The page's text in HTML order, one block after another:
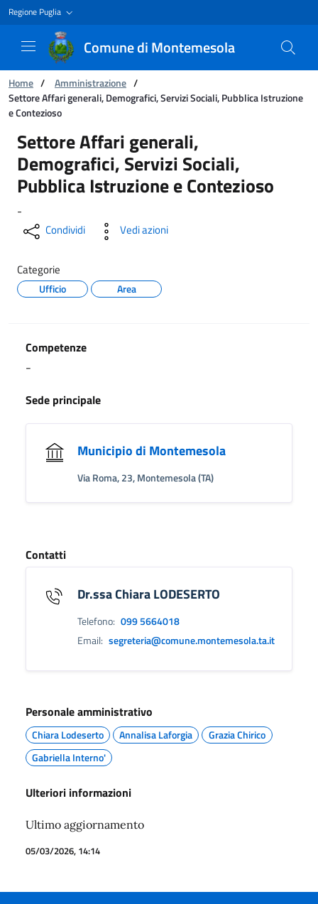
Regione Puglia
Comune di Montemesola
Ti trovi in:
Home / Amministrazione /
Settore Affari generali, Demografici, Servizi Sociali, Pubblica Istruzione
e Contezioso
Settore Affari generali, Demografici, Servizi
Settore Affari generali,
Demografici, Servizi Sociali,
Pubblica Istruzione e Contezioso
-
Condividi Vedi azioni
Categorie
Ufficio Area
Competenze
-
Sede principale
Municipio di Montemesola
Via Roma, 23, Montemesola (TA)
Contatti
Dr.ssa Chiara LODESERTO
Telefono: 099 5664018
Email: segreteria@comune.montemesola.ta.it
Personale amministrativo
Chiara Lodeserto Annalisa Laforgia
Grazia Chirico
Gabriella Interno'
Ulteriori informazioni
Ultimo aggiornamento
05/03/2026, 14:14